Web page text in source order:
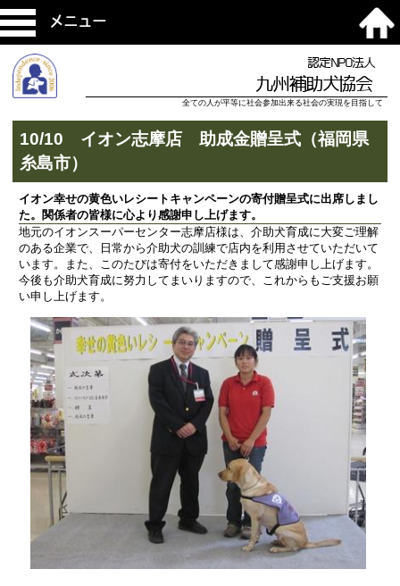
メニュー
認定NPO法人
九州補助犬協会
全ての人が平等に社会参加出来る社会の実現を目指して
10/10 イオン志摩店 助成金贈呈式（福岡県
糸島市）
イオン幸せの黄色いレシートキャンペーンの寄付贈呈式に出席しまし
た。関係者の皆様に心より感謝申し上げます。
地元のイオンスーパーセンター志摩店様は、介助犬育成に大変ご理解
のある企業で、日常から介助犬の訓練で店内を利用させていただいて
います。また、このたびは寄付をいただきまして感謝申し上げます。
今後も介助犬育成に努力してまいりますので、これからもご支援お願
い申し上げます。